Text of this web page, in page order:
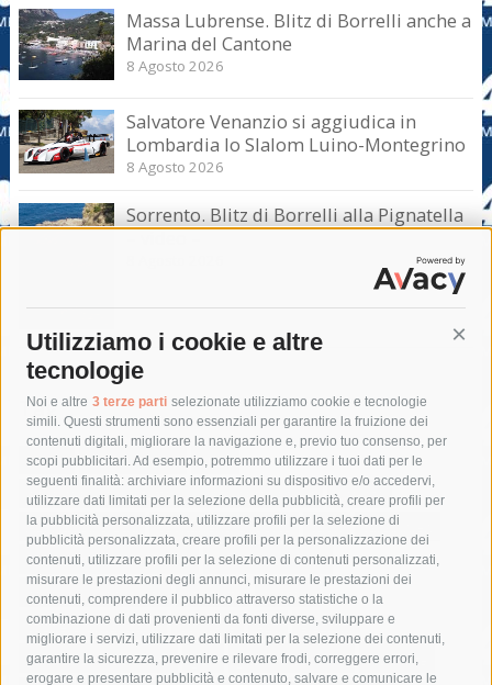
Utilizziamo i cookie e altre
tecnologie
Noi e altre 3 terze parti selezionate utilizziamo cookie e tecnologie
simili. Questi strumenti sono essenziali per garantire la fruizione dei
contenuti digitali, migliorare la navigazione e, previo tuo consenso, per
scopi pubblicitari. Ad esempio, potremmo utilizzare i tuoi dati per le
seguenti finalità: archiviare informazioni su dispositivo e/o accedervi,
utilizzare dati limitati per la selezione della pubblicità, creare profili per
la pubblicità personalizzata, utilizzare profili per la selezione di
pubblicità personalizzata, creare profili per la personalizzazione dei
contenuti, utilizzare profili per la selezione di contenuti personalizzati,
misurare le prestazioni degli annunci, misurare le prestazioni dei
contenuti, comprendere il pubblico attraverso statistiche o la
combinazione di dati provenienti da fonti diverse, sviluppare e
migliorare i servizi, utilizzare dati limitati per la selezione dei contenuti,
garantire la sicurezza, prevenire e rilevare frodi, correggere errori,
erogare e presentare pubblicità e contenuto, salvare e comunicare le
Massa Lubrense. Blitz di Borrelli anche a
Marina del Cantone
8 Agosto 2026
Salvatore Venanzio si aggiudica in
Lombardia lo Slalom Luino-Montegrino
8 Agosto 2026
Sorrento. Blitz di Borrelli alla Pignatella
– video –
Tag
acqua allerta meteo
anas
area marina protetta di punta campanella
arresto
Asl Napoli 3 sud
capitaneria di porto capri
carabinieri
castellammare di stabia
circumvesuviana
comune di sorrento
concerto
contagi
costiera amalfitana
covid-19 eav
elezioni
fondazione sorrento
gori guardia costiera
incidente